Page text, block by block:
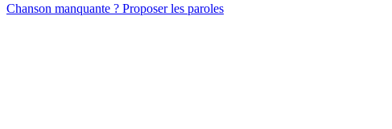
Chanson manquante ? Proposer les paroles